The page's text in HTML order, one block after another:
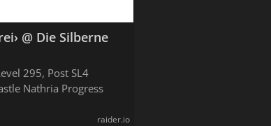
@ Die Silberne
295, Post SL4
Nathria Progress
raider.io